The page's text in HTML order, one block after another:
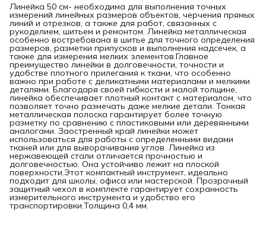
Линейка 50 см- необходима для выполнения точных
измерений линейных размеров объектов, черчения прямых
линий и отрезков, а также для работ, связанных с
рукоделием, шитьем и ремонтом. Линейка металлическая
особенно востребована в шитье для точного определения
размеров, разметки припусков и выполнения надсечек, а
также для измерения мелких элементов.Главное
преимущество линейки в долговечности, точности и
удобстве плотного прилегания к ткани, что особенно
важно при работе с деликатными материалами и мелкими
деталями. Благодаря своей гибкости и малой толщине,
линейка обеспечивает плотный контакт с материалом, что
позволяет точно размечать даже мелкие детали. Тонкая
металлическая полоска гарантирует более точную
разметку по сравнению с пластиковыми или деревянными
аналогами. Заостренный край линейки может
использоваться для работы с определенными видами
тканей или для выворачивания углов. Линейка из
нержавеющей стали отличается прочностью и
долговечностью. Она устойчиво лежит на плоской
поверхности.Этот компактный инструмент, идеально
подходит для школы, офиса или мастерской. Прозрачный
защитный чехол в комплекте гарантирует сохранность
измерительного инструмента и удобство его
транспортировки.Толщина 0,4 мм.